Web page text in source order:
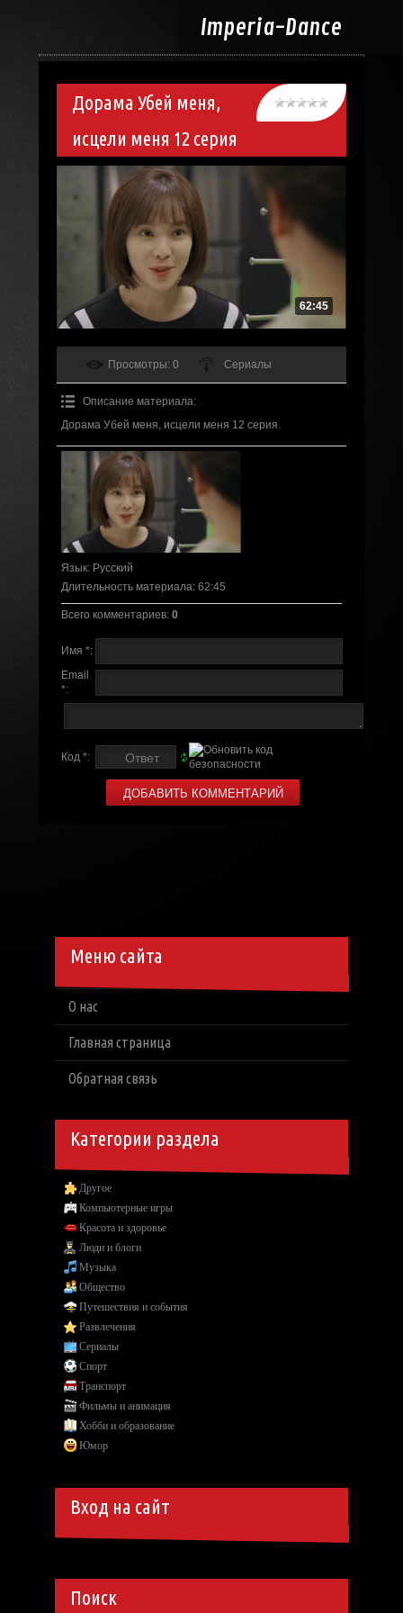
Imperia-Dance
Дорама Убей меня,
исцели меня 12 серия
62:45
Просмотры: 0 Сериалы
Описание материала:
Дорама Убей меня, исцели меня 12 серия.
Язык: Русский
Длительность материала: 62:45
Всего комментариев: 0
Имя *:
Email
*:
Код *:
Меню сайта
О нас
Главная страница
Обратная связь
Категории раздела
Другое
Компьютерные игры
Красота и здоровье
Люди и блоги
Музыка
Общество
Путешествия и события
Развлечения
Сериалы
Спорт
Транспорт
Фильмы и анимация
Хобби и образование
Юмор
Вход на сайт
Поиск